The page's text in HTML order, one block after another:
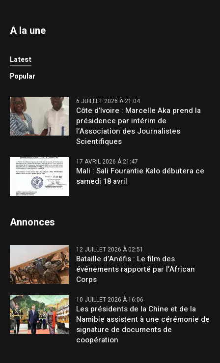
A la une
Latest
Popular
6 JUILLET 2026 À 21:04
Côte d’Ivoire : Marcelle Aka prend la
présidence par intérim de
l’Association des Journalistes
Scientifiques
17 AVRIL 2026 À 21:47
Mali : Sali Fourantie Kalo débutera ce
samedi 18 avril
Annonces
12 JUILLET 2026 À 02:51
Bataille d’Anéfis : Le film des
événements rapporté par l’African
Corps
10 JUILLET 2026 À 16:06
Les présidents de la Chine et de la
Namibie assistent à une cérémonie de
signature de documents de
coopération